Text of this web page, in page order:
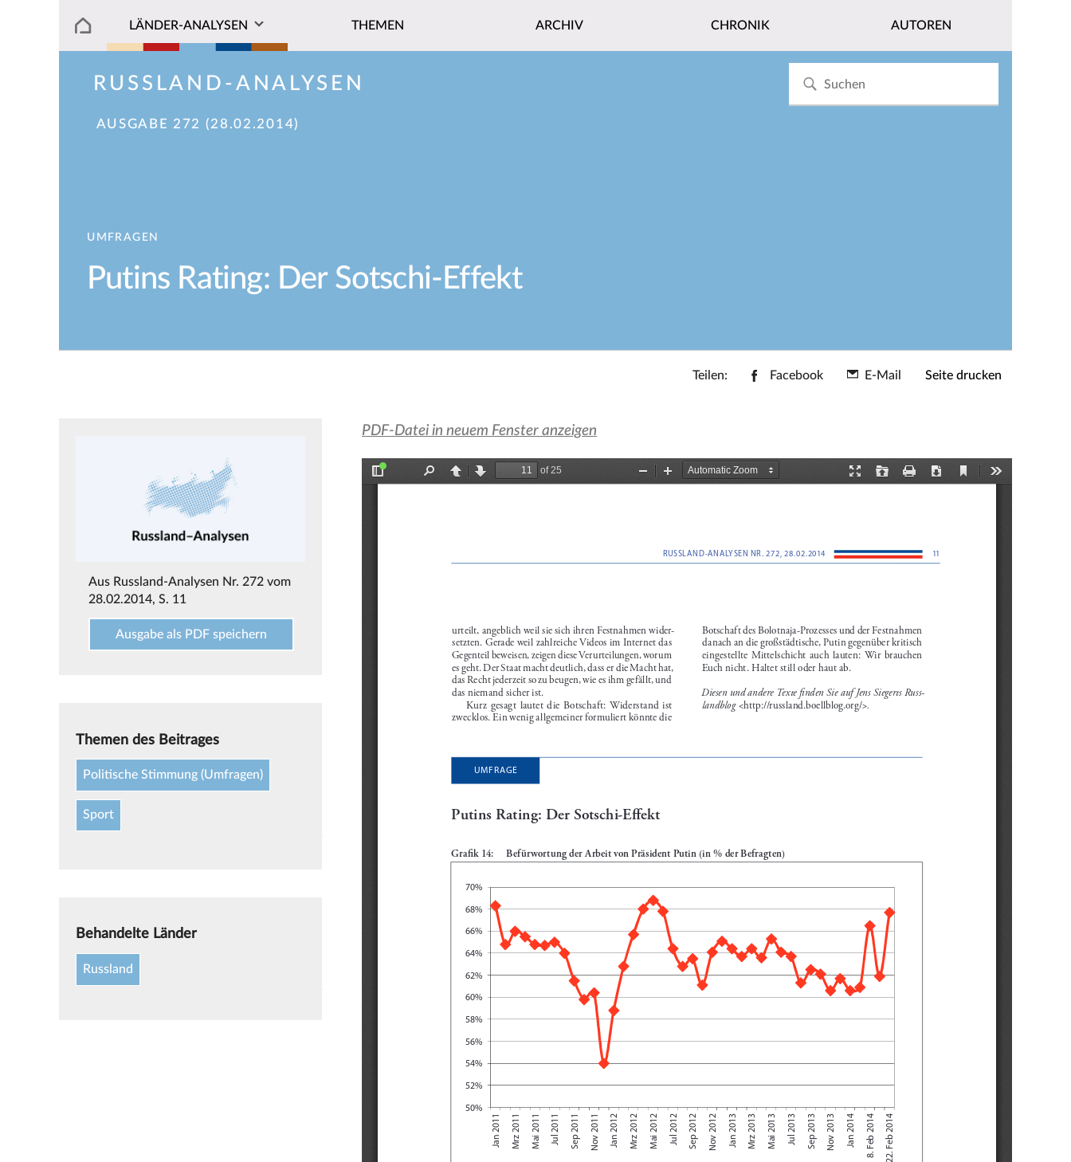
LÄNDER-ANALYSEN THEMEN ARCHIV CHRONIK AUTOREN
RUSSLAND-ANALYSEN
AUSGABE 272 (28.02.2014)
UMFRAGEN
Putins Rating: Der Sotschi-Effekt
Teilen: Facebook E-Mail Seite drucken
Aus Russland-Analysen Nr. 272 vom
28.02.2014, S. 11
Ausgabe als PDF speichern
Themen des Beitrages
Politische Stimmung (Umfragen)
Sport
Behandelte Länder
Russland
PDF-Datei in neuem Fenster anzeigen